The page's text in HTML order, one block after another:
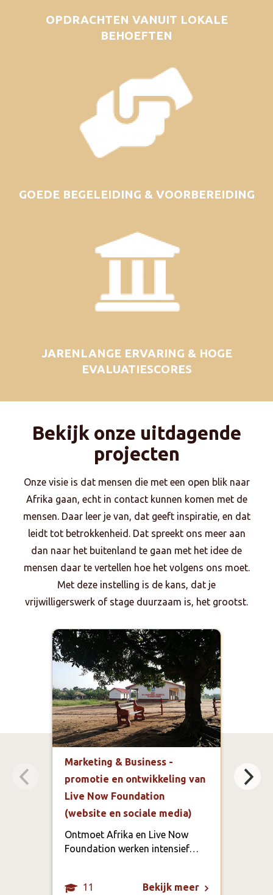
OPDRACHTEN VANUIT LOKALE
BEHOEFTEN
GOEDE BEGELEIDING & VOORBEREIDING
JARENLANGE ERVARING & HOGE
EVALUATIESCORES
Bekijk onze uitdagende
projecten
Onze visie is dat mensen die met een open blik naar
Afrika gaan, echt in contact kunnen komen met de
mensen. Daar leer je van, dat geeft inspiratie, en dat
leidt tot betrokkenheid. Dat spreekt ons meer aan
dan naar het buitenland te gaan met het idee de
mensen daar te vertellen hoe het volgens ons moet.
Met deze instelling is de kans, dat je
vrijwilligerswerk of stage duurzaam is, het grootst.
Marketing & Business -
promotie en ontwikkeling van
Live Now Foundation
(website en sociale media)
Ontmoet Afrika en Live Now
Foundation werken intensief…
11 Bekijk meer